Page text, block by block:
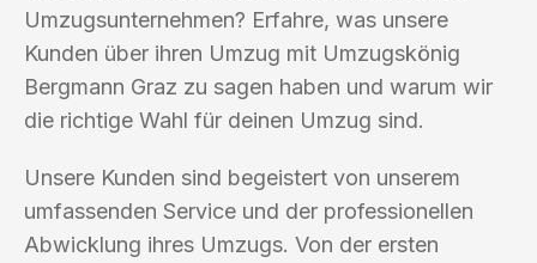
Umzugsunternehmen? Erfahre, was unsere
Kunden über ihren Umzug mit Umzugskönig
Bergmann Graz zu sagen haben und warum wir
die richtige Wahl für deinen Umzug sind.
Unsere Kunden sind begeistert von unserem
umfassenden Service und der professionellen
Abwicklung ihres Umzugs. Von der ersten